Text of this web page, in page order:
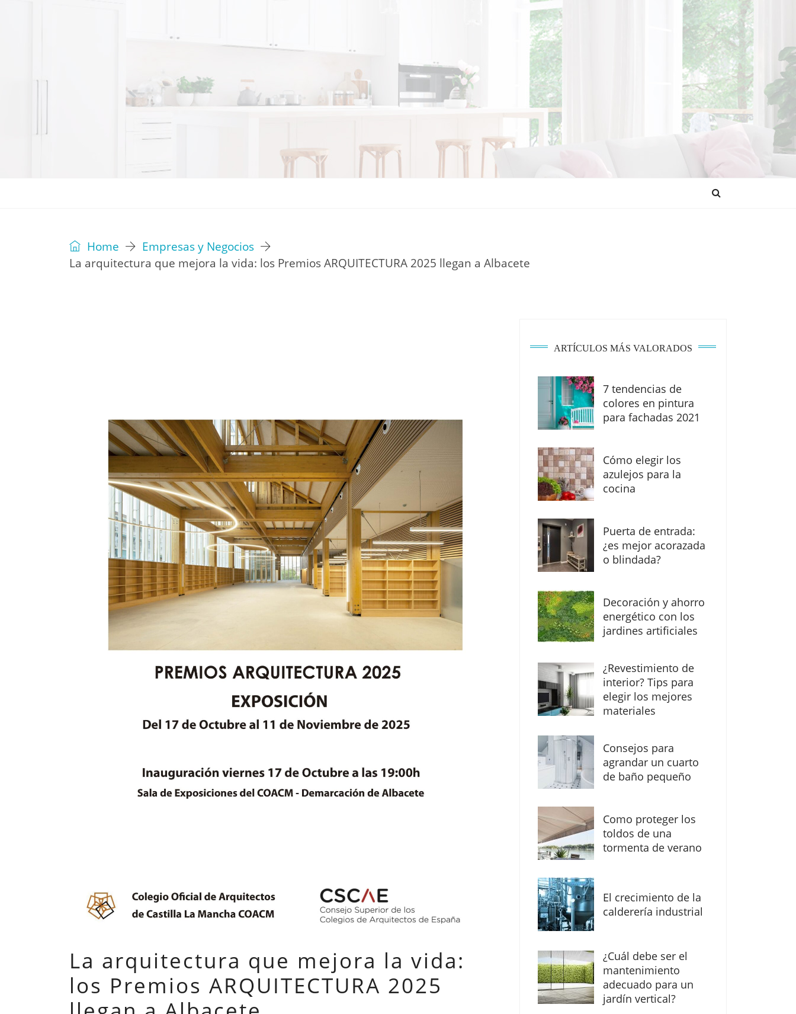
Home
Empresas y Negocios
La arquitectura que mejora la vida: los Premios ARQUITECTURA 2025 llegan a Albacete
La arquitectura que mejora la vida:
los Premios ARQUITECTURA 2025
ARTÍCULOS MÁS VALORADOS
7 tendencias de
colores en pintura
para fachadas 2021
Cómo elegir los
azulejos para la
cocina
Puerta de entrada:
¿es mejor acorazada
o blindada?
Decoración y ahorro
energético con los
jardines artificiales
¿Revestimiento de
interior? Tips para
elegir los mejores
materiales
Consejos para
agrandar un cuarto
de baño pequeño
Como proteger los
toldos de una
tormenta de verano
El crecimiento de la
calderería industrial
¿Cuál debe ser el
mantenimiento
adecuado para un
jardín vertical?